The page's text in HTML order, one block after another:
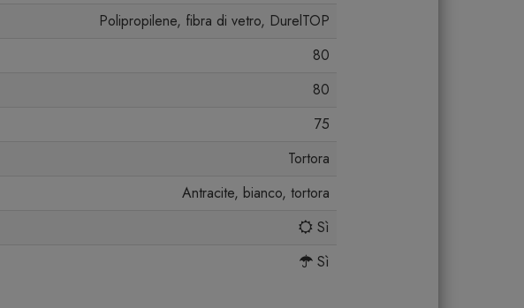
Polipropilene, fibra di vetro, DurelTOP
80
80
75
Tortora
Antracite, bianco, tortora
Sì
Sì